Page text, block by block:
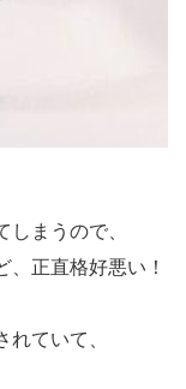
まうので、
正直格好悪い！
ていて、